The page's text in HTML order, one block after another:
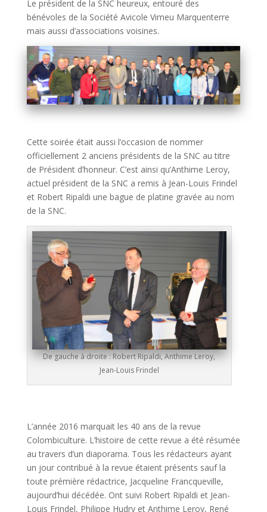
Le président de la SNC heureux, entouré des
bénévoles de la Société Avicole Vimeu Marquenterre
mais aussi d’associations voisines.
Cette soirée était aussi l’occasion de nommer
officiellement 2 anciens présidents de la SNC au titre
de Président d’honneur. C’est ainsi qu’Anthime Leroy,
actuel président de la SNC a remis à Jean-Louis Frindel
et Robert Ripaldi une bague de platine gravée au nom
de la SNC.
De gauche à droite : Robert Ripaldi, Anthime Leroy,
Jean-Louis Frindel
L’année 2016 marquait les 40 ans de la revue
Colombiculture. L’histoire de cette revue a été résumée
au travers d’un diaporama. Tous les rédacteurs ayant
un jour contribué à la revue étaient présents sauf la
toute prémière rédactrice, Jacqueline Francqueville,
aujourd’hui décédée. Ont suivi Robert Ripaldi et Jean-
Louis Frindel, Philippe Hudry et Anthime Leroy, René